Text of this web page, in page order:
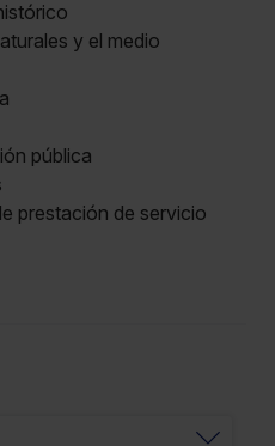
y el medio
pública
prestación de servicio